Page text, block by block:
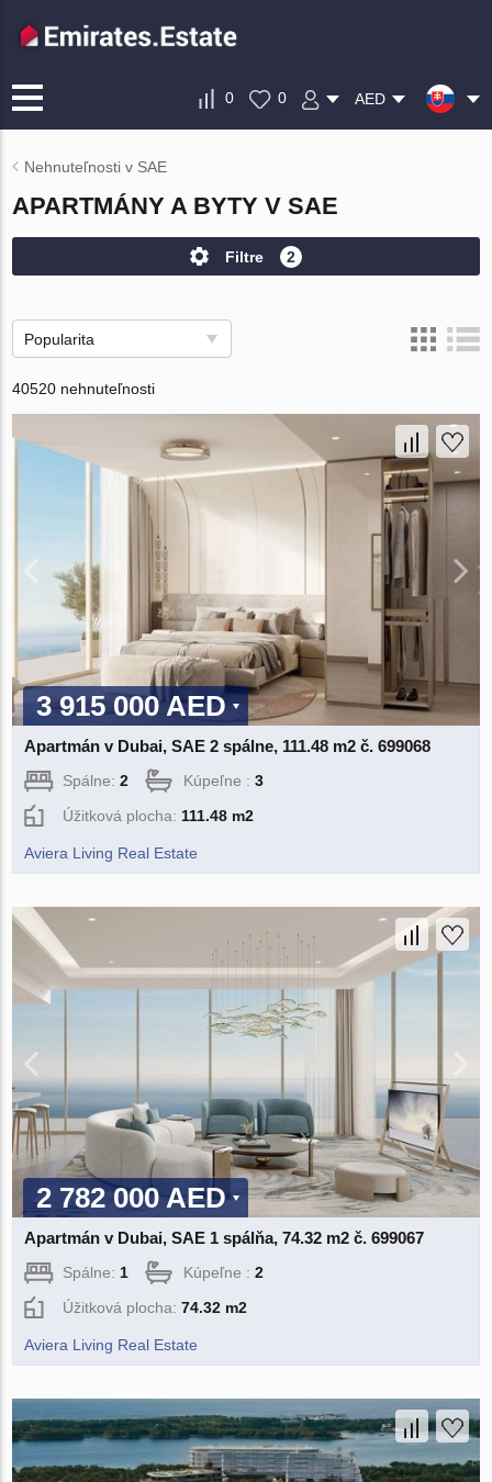
0 0 AED
Nehnuteľnosti v SAE
APARTMÁNY A BYTY V SAE
Filtre 2
Popularita
40520 nehnuteľnosti
3 915 000 AED
Apartmán v Dubai, SAE 2 spálne, 111.48 m2 č. 699068
Spálne:2 Kúpeľne :3
Úžitková plocha: 111.48 m2
Aviera Living Real Estate
2 782 000 AED
Apartmán v Dubai, SAE 1 spálňa, 74.32 m2 č. 699067
Spálne:1 Kúpeľne :2
Úžitková plocha:74.32 m2
Aviera Living Real Estate